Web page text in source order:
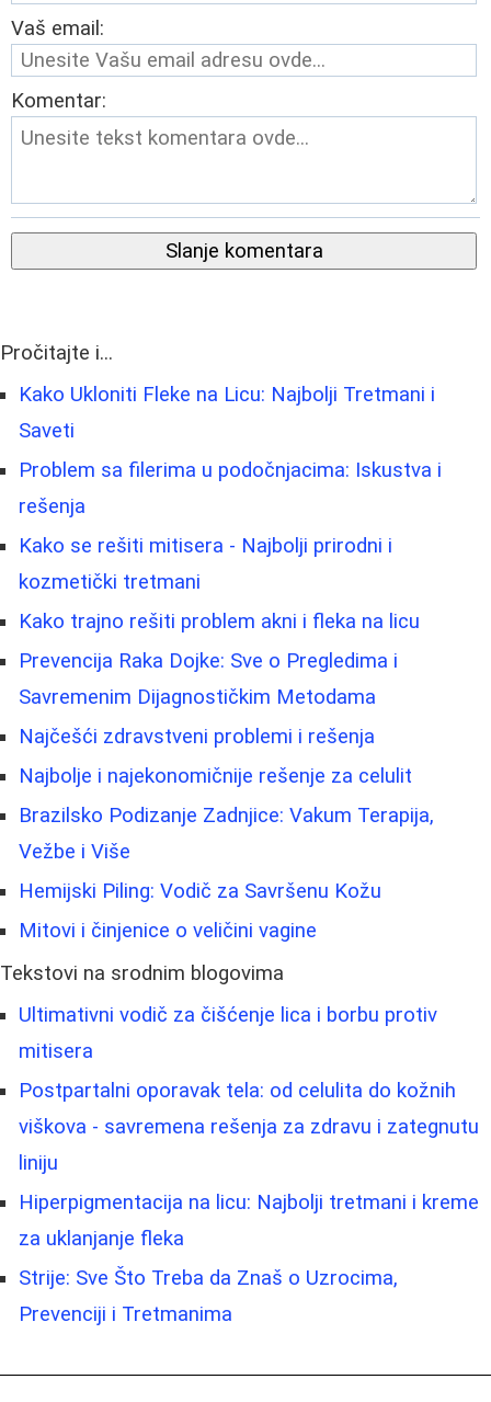
Vaš email:
Komentar:
Slanje komentara
Pročitajte i...
Kako Ukloniti Fleke na Licu: Najbolji Tretmani i
Saveti
Problem sa filerima u podočnjacima: Iskustva i
rešenja
Kako se rešiti mitisera - Najbolji prirodni i
kozmetički tretmani
Kako trajno rešiti problem akni i fleka na licu
Prevencija Raka Dojke: Sve o Pregledima i
Savremenim Dijagnostičkim Metodama
Najčešći zdravstveni problemi i rešenja
Najbolje i najekonomičnije rešenje za celulit
Brazilsko Podizanje Zadnjice: Vakum Terapija,
Vežbe i Više
Hemijski Piling: Vodič za Savršenu Kožu
Mitovi i činjenice o veličini vagine
Tekstovi na srodnim blogovima
Ultimativni vodič za čišćenje lica i borbu protiv
mitisera
Postpartalni oporavak tela: od celulita do kožnih
viškova - savremena rešenja za zdravu i zategnutu
liniju
Hiperpigmentacija na licu: Najbolji tretmani i kreme
za uklanjanje fleka
Strije: Sve Što Treba da Znaš o Uzrocima,
Prevenciji i Tretmanima